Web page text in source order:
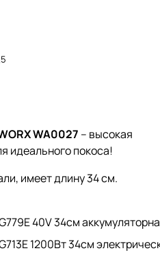
WA0027 – высокая
идеального покоса!
имеет длину 34 см.
40V 34см
1200Вт 34см